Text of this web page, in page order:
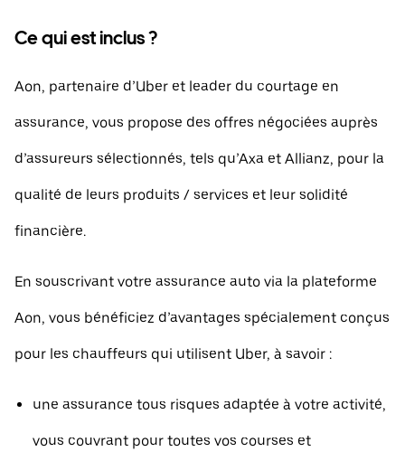
Ce qui est inclus ?
Aon, partenaire d’Uber et leader du courtage en
assurance, vous propose des offres négociées auprès
d’assureurs sélectionnés, tels qu’Axa et Allianz, pour la
qualité de leurs produits / services et leur solidité
financière.
En souscrivant votre assurance auto via la plateforme
Aon, vous bénéficiez d’avantages spécialement conçus
pour les chauffeurs qui utilisent Uber, à savoir :
une assurance tous risques adaptée à votre activité,
vous couvrant pour toutes vos courses et